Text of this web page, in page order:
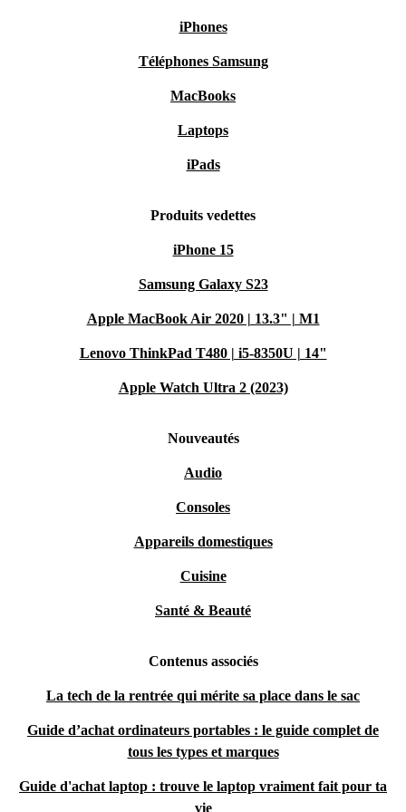
iPhones
Téléphones Samsung
MacBooks
Laptops
iPads
Produits vedettes
iPhone 15
Samsung Galaxy S23
Apple MacBook Air 2020 | 13.3" | M1
Lenovo ThinkPad T480 | i5-8350U | 14"
Apple Watch Ultra 2 (2023)
Nouveautés
Audio
Consoles
Appareils domestiques
Cuisine
Santé & Beauté
Contenus associés
La tech de la rentrée qui mérite sa place dans le sac
Guide d’achat ordinateurs portables : le guide complet de
tous les types et marques
Guide d'achat laptop : trouve le laptop vraiment fait pour ta
vie